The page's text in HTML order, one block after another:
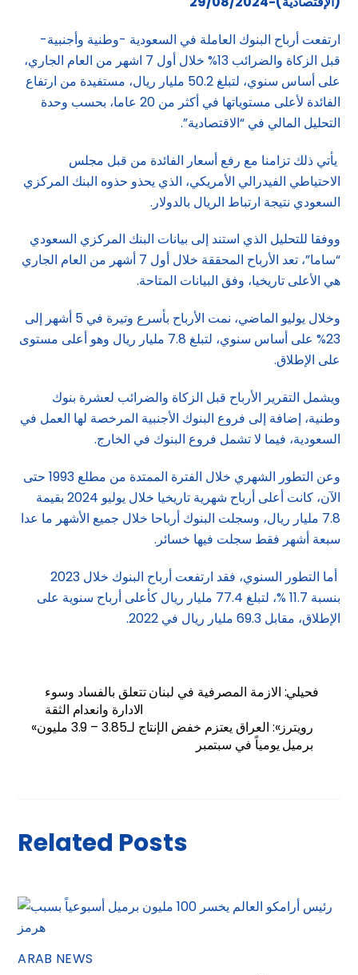
ارتفعت أرباح البنوك العاملة في السعودية -وطنية وأجنبية-
قبل الزكاة والضرائب 13% خلال أول 7 اشهر من العام الجاري،
على أساس سنوي، لتبلغ 50.2 مليار ريال، مستفيدة من ارتفاع
الفائدة لأعلى مستوياتها في أكثر من 20 عاما، بحسب وحدة
التحليل المالي في “الاقتصادية”.
يأتي ذلك تزامنا مع رفع أسعار الفائدة من قبل مجلس
الاحتياطي الفيدرالي الأمريكي، الذي يحذو حذوه البنك المركزي
السعودي نتيجة ارتباط الريال بالدولار.
ووفقا للتحليل الذي استند إلى بيانات البنك المركزي السعودي
“ساما”، تعد الأرباح المحققة خلال أول 7 أشهر من العام الجاري
هي الأعلى تاريخيا، وفق البيانات المتاحة.
وخلال يوليو الماضي، نمت الأرباح بأسرع وتيرة في 5 أشهر إلى
23% على أساس سنوي، لتبلغ 7.8 مليار ريال وهو أعلى مستوى
على الإطلاق.
ويشمل التقرير الأرباح قبل الزكاة والضرائب لعشرة بنوك
وطنية، إضافة إلى فروع البنوك الأجنبية المرخصة لها العمل في
السعودية، فيما لا تشمل فروع البنوك في الخارج.
وعن التطور الشهري خلال الفترة الممتدة من مطلع 1993 حتى
الآن، كانت أعلى أرباح شهرية تاريخيا خلال يوليو 2024 بقيمة
7.8 مليار ريال، وسجلت البنوك أرباحا خلال جميع الأشهر ما عدا
سبعة أشهر فقط سجلت فيها خسائر.
أما التطور السنوي، فقد ارتفعت أرباح البنوك خلال 2023
بنسبة 11.7 %، لتبلغ 77.4 مليار ريال كأعلى أرباح سنوية على
الإطلاق، مقابل 69.3 مليار ريال في 2022.
فحيلي: الازمة المصرفية في لبنان تتعلق بالفساد وسوء
الادارة وانعدام الثقة
«رويترز»: العراق يعتزم خفض الإنتاج لـ3.85 – 3.9 مليون
برميل يومياً في سبتمبر
Related Posts
ARAB NEWS